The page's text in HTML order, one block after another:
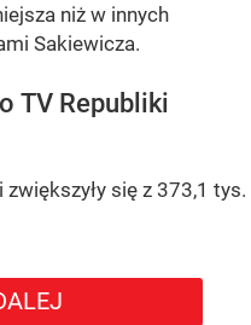
niż w innych
Sakiewicza.
TV Republiki
się z 373,1 tys.